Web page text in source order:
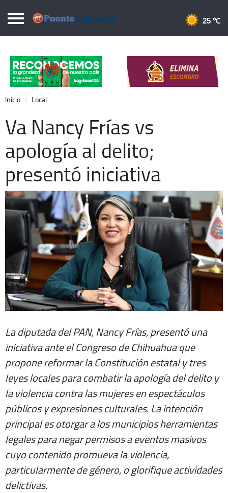
Puentelibre.mx
Local
Nacional
Opinión
Cronos
Economía
Espectáculos
Deportes
Extra +
25 ℃
Inicio Local
Va Nancy Frías vs
apología al delito;
presentó iniciativa
La diputada del PAN, Nancy Frías, presentó una
iniciativa ante el Congreso de Chihuahua que
propone reformar la Constitución estatal y tres
leyes locales para combatir la apología del delito y
la violencia contra las mujeres en espectáculos
públicos y expresiones culturales. La intención
principal es otorgar a los municipios herramientas
legales para negar permisos a eventos masivos
cuyo contenido promueva la violencia,
particularmente de género, o glorifique actividades
delictivas.